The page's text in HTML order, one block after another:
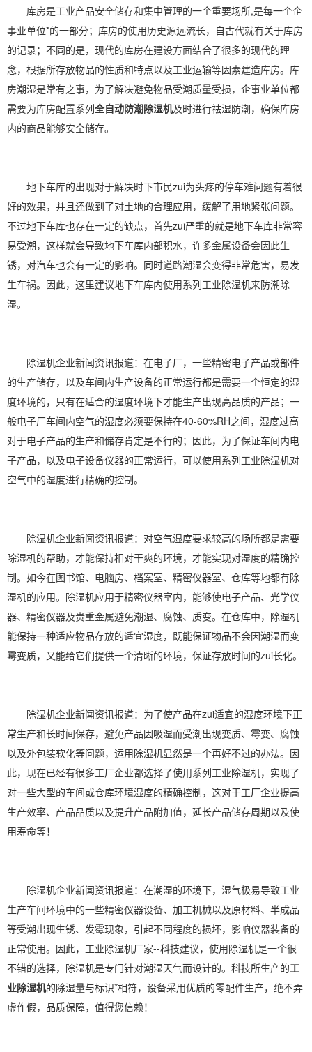
库房是工业产品安全储存和集中管理的一个重要场所,是每一个企
事业单位*的一部分；库房的使用历史源远流长，自古代就有关于库房
的记录；不同的是，现代的库房在建设方面结合了很多的现代的理
念，根据所存放物品的性质和特点以及工业运输等因素建造库房。库
房潮湿是常有之事，为了解决避免物品受潮质量受损，企事业单位都
需要为库房配置系列全自动防潮除湿机及时进行祛湿防潮，确保库房
内的商品能够安全储存。
地下车库的出现对于解决时下市民zui为头疼的停车难问题有着很
好的效果，并且还做到了对土地的合理应用，缓解了用地紧张问题。
不过地下车库也存在一定的缺点，首先zui严重的就是地下车库非常容
易受潮，这样就会导致地下车库内部积水，许多金属设备会因此生
锈，对汽车也会有一定的影响。同时道路潮湿会变得非常危害，易发
生车祸。因此，这里建议地下车库内使用系列工业除湿机来防潮除
湿。
除湿机企业新闻资讯报道：在电子厂，一些精密电子产品或部件
的生产储存，以及车间内生产设备的正常运行都是需要一个恒定的湿
度环境的，只有在适合的湿度环境下才能生产出现高品质的产品；一
般电子厂车间内空气的湿度必须要保持在40-60%RH之间，湿度过高
对于电子产品的生产和储存肯定是不行的；因此，为了保证车间内电
子产品，以及电子设备仪器的正常运行，可以使用系列工业除湿机对
空气中的湿度进行精确的控制。
除湿机企业新闻资讯报道：对空气湿度要求较高的场所都是需要
除湿机的帮助，才能保持相对干爽的环境，才能实现对湿度的精确控
制。如今在图书馆、电脑房、档案室、精密仪器室、仓库等地都有除
湿机的应用。 除湿机应用于精密仪器室内，能够使电子产品、光学仪
器、精密仪器及贵重金属避免潮湿、腐蚀、质变。在仓库中，除湿机
能保持一种适应物品存放的适宜湿度，既能保证物品不会因潮湿而变
霉变质，又能给它们提供一个清晰的环境，保证存放时间的zui长化。
除湿机企业新闻资讯报道：为了使产品在zui适宜的湿度环境下正
常生产和长时间保存，避免产品因吸湿而受潮出现变质、霉变、腐蚀
以及外包装软化等问题，运用除湿机显然是一个再好不过的办法。因
此，现在已经有很多工厂企业都选择了使用系列工业除湿机，实现了
对一些大型的车间或仓库环境湿度的精确控制，这对于工厂企业提高
生产效率、产品品质以及提升产品附加值，延长产品储存周期以及使
用寿命等！
除湿机企业新闻资讯报道：在潮湿的环境下，湿气极易导致工业
生产车间环境中的一些精密仪器设备、加工机械以及原材料、半成品
等受潮出现生锈、发霉现象，引起不同程度的损坏，影响仪器装备的
正常使用。因此，工业除湿机厂家--科技建议， 使用除湿机是一个很
不错的选择，除湿机是专门针对潮湿天气而设计的。科技所生产的工
业除湿机的除湿量与标识*相符，设备采用优质的零配件生产，绝不弄
虚作假，品质保障，值得您信赖！